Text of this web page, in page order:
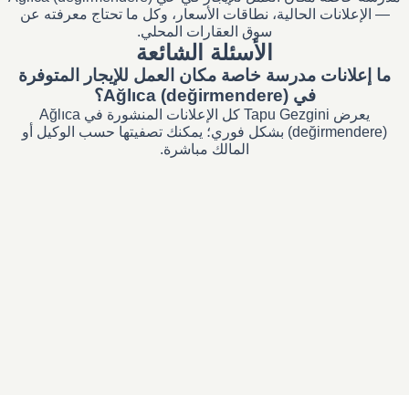
— الإعلانات الحالية، نطاقات الأسعار، وكل ما تحتاج معرفته عن
سوق العقارات المحلي.
الأسئلة الشائعة
ما إعلانات مدرسة خاصة مكان العمل للإيجار المتوفرة
في Ağlıca (değirmendere)؟
يعرض Tapu Gezgini كل الإعلانات المنشورة في Ağlıca
(değirmendere) بشكل فوري؛ يمكنك تصفيتها حسب الوكيل أو
المالك مباشرة.